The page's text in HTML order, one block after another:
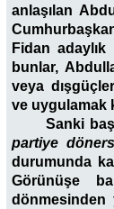
anlaşılan
Fidan
bunlar,
veya
ve uygulamak
Sanki
partiye
durumunda
Görünüşe
dönmesinden